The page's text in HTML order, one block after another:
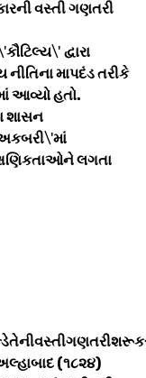
વસ્તી ગણતરી
કૌટિલ્ય\' દ્વારા
નીતિના માપદંડ તરીકે
આવ્યો હતો.
શાસન
\'માં
લગતા
(૧૮૨૪)